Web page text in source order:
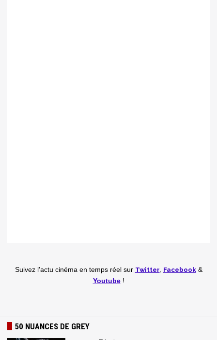
Suivez l'actu cinéma en temps réel sur Twitter Facebook&
Youtube!
50 NUANCES DE GREY